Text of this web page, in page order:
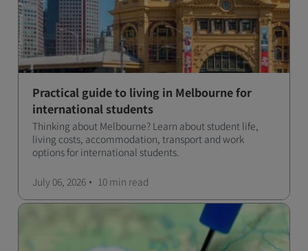
Practical guide to living in Melbourne for
international students
Thinking about Melbourne? Learn about student life,
living costs, accommodation, transport and work
options for international students.
July 06, 2026 10 min read